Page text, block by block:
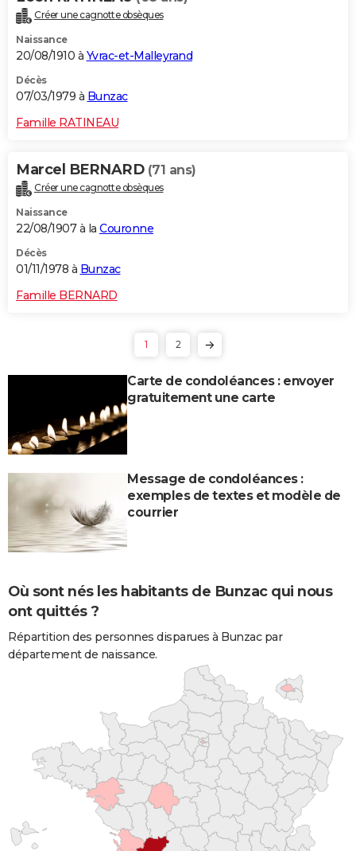
Créer une cagnotte obsèques
Naissance
20/08/1910 à Yvrac-et-Malleyrand
Décès
07/03/1979 à Bunzac
Famille RATINEAU
Marcel BERNARD (71 ans)
Créer une cagnotte obsèques
Naissance
22/08/1907 à la Couronne
Décès
01/11/1978 à Bunzac
Famille BERNARD
1 2
Carte de condoléances : envoyer
gratuitement une carte
Message de condoléances :
exemples de textes et modèle de
courrier
Où sont nés les habitants de Bunzac qui nous
ont quittés ?
Répartition des personnes disparues à Bunzac par
département de naissance.